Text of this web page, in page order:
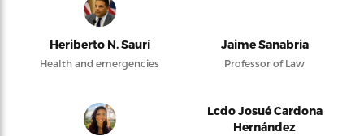
Heriberto N. Saurí
Health and emergencies
Jaime Sanabria
Professor of Law
Lcdo Josué Cardona
Hernández